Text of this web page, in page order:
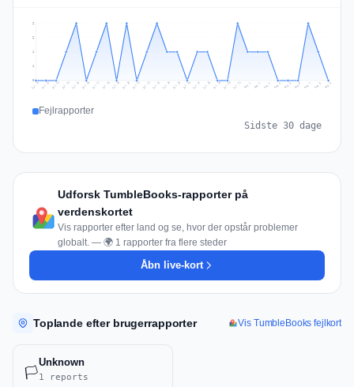
1
1
2
2
Jul 11 Jul 12 Jul 13 Jul 14 Jul 15 Jul 16 Jul 17 Jul 18 Jul 19 Jul 20 Jul 21 Jul 22 Jul 23 Jul 24 Jul 25 Jul 26 Jul 27 Jul 28 Jul 29 Jul 30 Jul 31 Aug 1 Aug 2 Aug 3 Aug 4 Aug 5 Aug 6 Aug 7 Aug 8 Aug 9
Fejlrapporter
Sidste 30 dage
Udforsk TumbleBooks-rapporter på
verdenskortet
Vis rapporter efter land og se, hvor der opstår problemer
globalt. — 🌍 1 rapporter fra flere steder
Åbn live-kort
Toplande efter brugerrapporter Vis TumbleBooks fejlkort
🏳️
Unknown
1 reports